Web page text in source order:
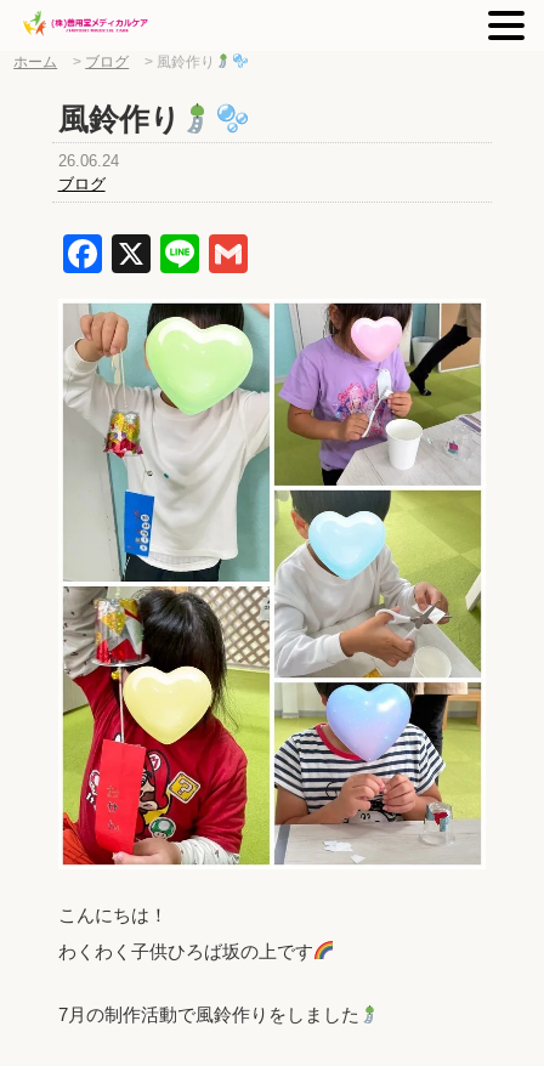
ホーム > ブログ > 風鈴作り
風鈴作り
26.06.24
ブログ
Facebook
X Line
こんにちは！
わくわく子供ひろば坂の上です
7月の制作活動で風鈴作りをしました